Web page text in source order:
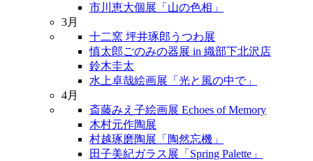
市川恵大個展「山の色相」
3月
十二窯 坪井琢郎うつわ展
慎太郎ごのみの器展 in 織部下北沢店
鈴木圭太
水上卓哉絵画展「光と風の中で」
4月
斎藤みえ子絵画展 Echoes of Memory
木村元作陶展
村越琢磨陶展「陶然忘機」
田子美紀ガラス展「Spring Palette」